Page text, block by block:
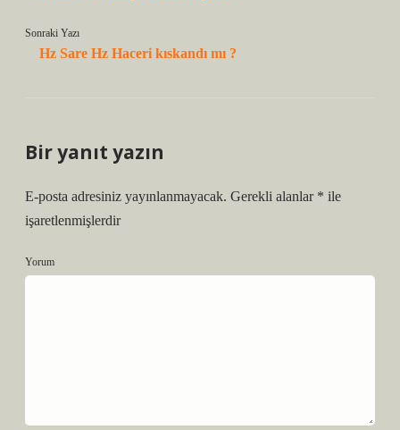
Sonraki Yazı
Hz Sare Hz Haceri kıskandı mı ?
Bir yanıt yazın
E-posta adresiniz yayınlanmayacak. Gerekli alanlar * ile
işaretlenmişlerdir
Yorum